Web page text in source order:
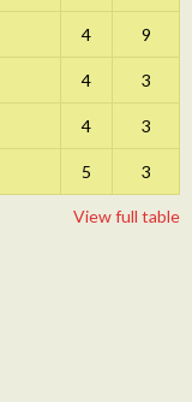
4 9
4 3
4 3
5 3
View full table